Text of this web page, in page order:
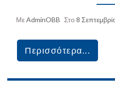
ΜεAdminOBB Στο 8
Περισσότερα...